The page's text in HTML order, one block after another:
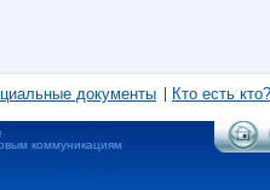
документы Кто есть кто?
коммуникациям